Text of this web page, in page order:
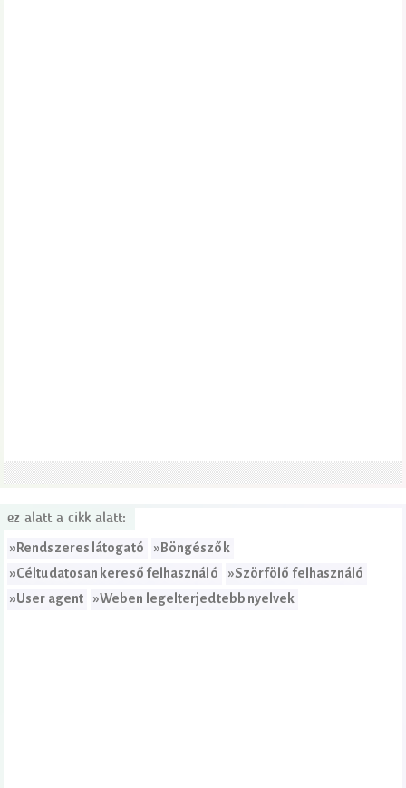
ez alatt a cikk alatt:
»Rendszeres látogató »Böngészők
»Céltudatosan kereső felhasználó »Szörfölő felhasználó
»User agent »Weben legelterjedtebb nyelvek